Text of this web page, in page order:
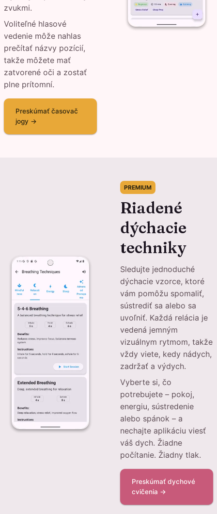
zvukmi.
Voliteľné hlasové
vedenie môže nahlas
prečítať názvy pozícií,
takže môžete mať
zatvorené oči a zostať
plne prítomní.
Preskúmať časovač
jogy →
PREMIUM
Riadené
dýchacie
techniky
Sledujte jednoduché
dýchacie vzorce, ktoré
vám pomôžu spomaliť,
sústrediť sa alebo sa
uvoľniť. Každá relácia je
vedená jemným
vizuálnym rytmom, takže
vždy viete, kedy nádych,
zadržať a výdych.
Vyberte si, čo
potrebujete – pokoj,
energiu, sústredenie
alebo spánok – a
nechajte aplikáciu viesť
váš dych. Žiadne
počítanie. Žiadny tlak.
Preskúmať dychové
cvičenia →